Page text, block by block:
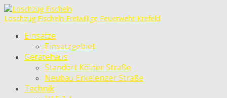
Löschzug Fischeln Freiwillige Feuerwehr Krefeld
Einsätze
Einsatzgebiet
Gerätehaus
Standort Kölner Straße
Neubau Erkelenzer Straße
Technik